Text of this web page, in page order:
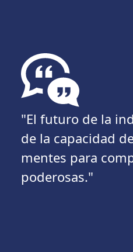
"El futuro de la
de la capacidad
mentes para
poderosas."